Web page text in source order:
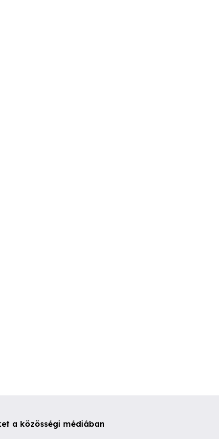
a közösségi médiában